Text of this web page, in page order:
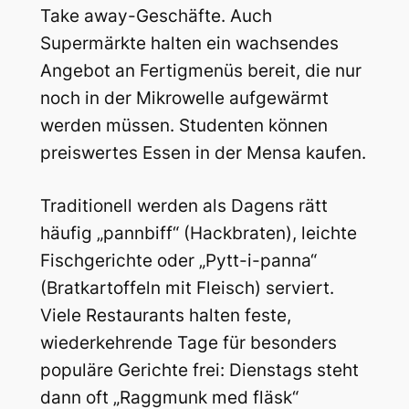
Take away-Geschäfte. Auch
Supermärkte halten ein wachsendes
Angebot an Fertigmenüs bereit, die nur
noch in der Mikrowelle aufgewärmt
werden müssen. Studenten können
preiswertes Essen in der Mensa kaufen.
Traditionell werden als Dagens rätt
häufig „pannbiff“ (Hackbraten), leichte
Fischgerichte oder „Pytt-i-panna“
(Bratkartoffeln mit Fleisch) serviert.
Viele Restaurants halten feste,
wiederkehrende Tage für besonders
populäre Gerichte frei: Dienstags steht
dann oft „Raggmunk med fläsk“